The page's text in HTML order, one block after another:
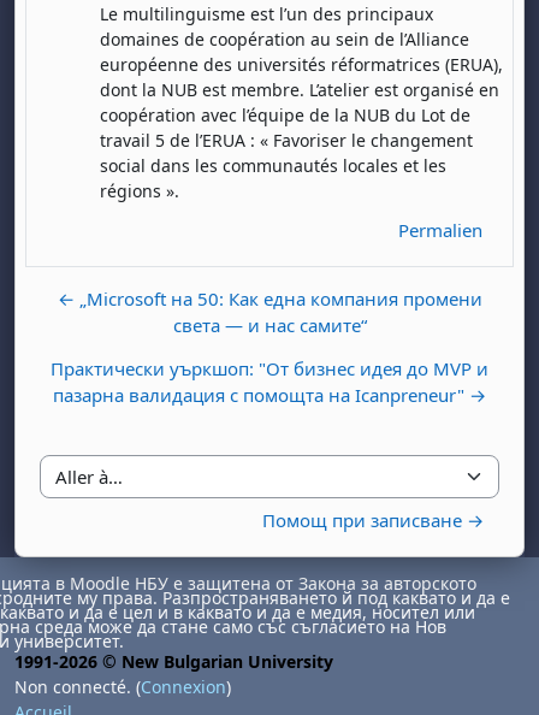
Le multilinguisme est l’un des principaux
domaines de coopération au sein de l’Alliance
européenne des universités réformatrices (ERUA),
dont la NUB est membre. L’atelier est organisé en
coopération avec l’équipe de la NUB du Lot de
travail 5 de l’ERUA : « Favoriser le changement
social dans les communautés locales et les
régions ».
Permalien
← „Microsoft на 50: Как една компания промени
света — и нас самите“
Практически уъркшоп: "От бизнес идея до MVP и
пазарна валидация с помощта на Icanpreneur" →
Aller à…
Помощ при записване →
в Moodle НБУ е защитена от Закона за авторското
му права. Разпространяването й под каквато и да е
и да е цел и в каквато и да е медия, носител или
среда може да стане само със съгласието на Нов
университет.
1991-2026 © New Bulgarian University
Non connecté. (Connexion)